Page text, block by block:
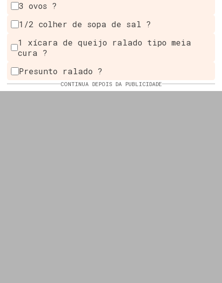
3 ovos ?
1/2 colher de sopa de sal ?
1 xícara de queijo ralado tipo meia
cura ?
Presunto ralado ?
CONTINUA DEPOIS DA PUBLICIDADE